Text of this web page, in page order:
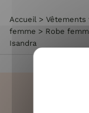
Accueil > Vêtements
femme > Robe
Isandra